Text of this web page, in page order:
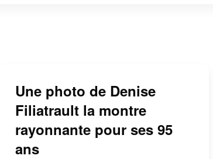
Une photo de Denise
Filiatrault la montre
rayonnante pour ses 95
ans